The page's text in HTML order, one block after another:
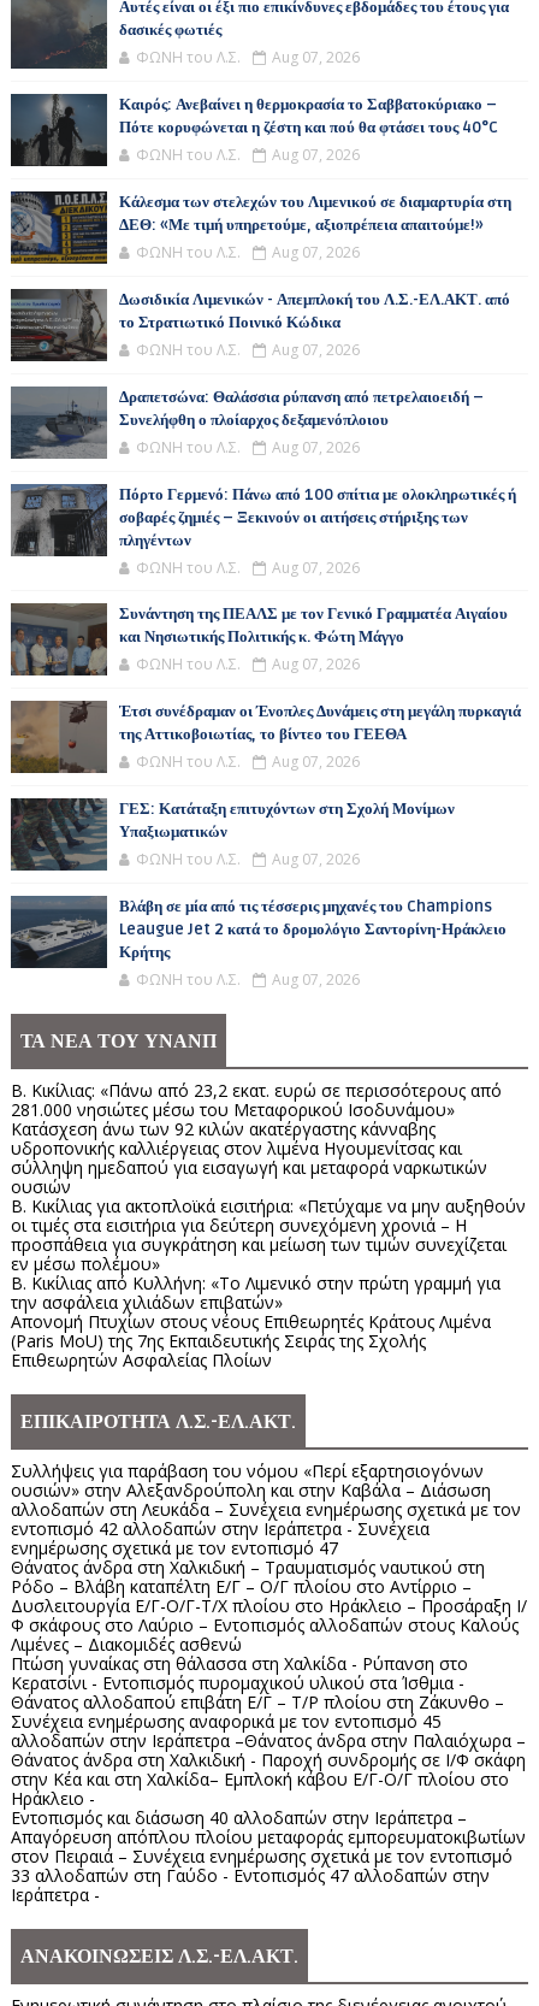
Αυτές είναι οι έξι πιο επικίνδυνες εβδομάδες του έτους για
δασικές φωτιές
ΦΩΝΗ του Λ.Σ. Aug 07, 2026
Καιρός: Ανεβαίνει η θερμοκρασία το Σαββατοκύριακο –
Πότε κορυφώνεται η ζέστη και πού θα φτάσει τους 40°C
ΦΩΝΗ του Λ.Σ. Aug 07, 2026
Κάλεσμα των στελεχών του Λιμενικού σε διαμαρτυρία στη
ΔΕΘ: «Με τιμή υπηρετούμε, αξιοπρέπεια απαιτούμε!»
ΦΩΝΗ του Λ.Σ. Aug 07, 2026
Δωσιδικία Λιμενικών - Απεμπλοκή του Λ.Σ.-ΕΛ.ΑΚΤ. από
το Στρατιωτικό Ποινικό Κώδικα
ΦΩΝΗ του Λ.Σ. Aug 07, 2026
Δραπετσώνα: Θαλάσσια ρύπανση από πετρελαιοειδή –
Συνελήφθη ο πλοίαρχος δεξαμενόπλοιου
ΦΩΝΗ του Λ.Σ. Aug 07, 2026
Πόρτο Γερμενό: Πάνω από 100 σπίτια με ολοκληρωτικές ή
σοβαρές ζημιές – Ξεκινούν οι αιτήσεις στήριξης των
πληγέντων
ΦΩΝΗ του Λ.Σ. Aug 07, 2026
Συνάντηση της ΠΕΑΛΣ με τον Γενικό Γραμματέα Αιγαίου
και Νησιωτικής Πολιτικής κ. Φώτη Μάγγο
ΦΩΝΗ του Λ.Σ. Aug 07, 2026
Έτσι συνέδραμαν οι Ένοπλες Δυνάμεις στη μεγάλη πυρκαγιά
της Αττικοβοιωτίας, το βίντεο του ΓΕΕΘΑ
ΦΩΝΗ του Λ.Σ. Aug 07, 2026
ΓΕΣ: Κατάταξη επιτυχόντων στη Σχολή Μονίμων
Υπαξιωματικών
ΦΩΝΗ του Λ.Σ. Aug 07, 2026
Βλάβη σε μία από τις τέσσερις μηχανές του Champions
Leaugue Jet 2 κατά το δρομολόγιο Σαντορίνη-Ηράκλειο
Κρήτης
ΦΩΝΗ του Λ.Σ. Aug 07, 2026
ΤΑ ΝΕΑ ΤΟΥ ΥΝΑΝΠ
Β. Κικίλιας: «Πάνω από 23,2 εκατ. ευρώ σε περισσότερους από
281.000 νησιώτες μέσω του Μεταφορικού Ισοδυνάμου»
Κατάσχεση άνω των 92 κιλών ακατέργαστης κάνναβης
υδροπονικής καλλιέργειας στον λιμένα Ηγουμενίτσας και
σύλληψη ημεδαπού για εισαγωγή και μεταφορά ναρκωτικών
ουσιών
Β. Κικίλιας για ακτοπλοϊκά εισιτήρια: «Πετύχαμε να μην αυξηθούν
οι τιμές στα εισιτήρια για δεύτερη συνεχόμενη χρονιά – Η
προσπάθεια για συγκράτηση και μείωση των τιμών συνεχίζεται
εν μέσω πολέμου»
Β. Κικίλιας από Κυλλήνη: «Το Λιμενικό στην πρώτη γραμμή για
την ασφάλεια χιλιάδων επιβατών»
Απονομή Πτυχίων στους νέους Επιθεωρητές Κράτους Λιμένα
(Paris MoU) της 7ης Εκπαιδευτικής Σειράς της Σχολής
Επιθεωρητών Ασφαλείας Πλοίων
ΕΠΙΚΑΙΡΟΤΗΤΑ Λ.Σ.-ΕΛ.ΑΚΤ.
Συλλήψεις για παράβαση του νόμου «Περί εξαρτησιογόνων
ουσιών» στην Αλεξανδρούπολη και στην Καβάλα – Διάσωση
αλλοδαπών στη Λευκάδα – Συνέχεια ενημέρωσης σχετικά με τον
εντοπισμό 42 αλλοδαπών στην Ιεράπετρα - Συνέχεια
ενημέρωσης σχετικά με τον εντοπισμό 47
Θάνατος άνδρα στη Χαλκιδική – Τραυματισμός ναυτικού στη
Ρόδο – Βλάβη καταπέλτη Ε/Γ – Ο/Γ πλοίου στο Αντίρριο –
Δυσλειτουργία Ε/Γ-Ο/Γ-Τ/Χ πλοίου στο Ηράκλειο – Προσάραξη Ι/
Φ σκάφους στο Λαύριο – Εντοπισμός αλλοδαπών στους Καλούς
Λιμένες – Διακομιδές ασθενώ
Πτώση γυναίκας στη θάλασσα στη Χαλκίδα - Ρύπανση στο
Κερατσίνι - Εντοπισμός πυρομαχικού υλικού στα Ίσθμια -
Θάνατος αλλοδαπού επιβάτη Ε/Γ – Τ/Ρ πλοίου στη Ζάκυνθο –
Συνέχεια ενημέρωσης αναφορικά με τον εντοπισμό 45
αλλοδαπών στην Ιεράπετρα –Θάνατος άνδρα στην Παλαιόχωρα –
Θάνατος άνδρα στη Χαλκιδική - Παροχή συνδρομής σε Ι/Φ σκάφη
στην Κέα και στη Χαλκίδα– Εμπλοκή κάβου Ε/Γ-Ο/Γ πλοίου στο
Ηράκλειο -
Εντοπισμός και διάσωση 40 αλλοδαπών στην Ιεράπετρα –
Απαγόρευση απόπλου πλοίου μεταφοράς εμπορευματοκιβωτίων
στον Πειραιά – Συνέχεια ενημέρωσης σχετικά με τον εντοπισμό
33 αλλοδαπών στη Γαύδο - Εντοπισμός 47 αλλοδαπών στην
Ιεράπετρα -
ΑΝΑΚΟΙΝΩΣΕΙΣ Λ.Σ.-ΕΛ.ΑΚΤ.